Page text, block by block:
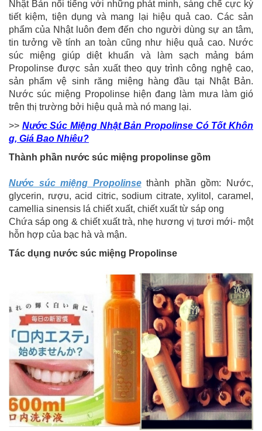
Nhật Bản nổi tiếng với những phát minh, sáng chế cực kỳ
tiết kiệm, tiện dụng và mang lại hiệu quả cao. Các sản
phẩm của Nhật luôn đem đến cho người dùng sự an tâm,
tin tưởng về tính an toàn cũng như hiệu quả cao. Nước
súc miệng giúp diệt khuẩn và làm sạch mảng bám
Propolinse được sản xuất theo quy trình công nghệ cao,
sản phẩm vệ sinh răng miệng hàng đầu tại Nhật Bản.
Nước súc miệng Propolinse hiện đang làm mưa làm gió
trên thị trường bởi hiệu quả mà nó mang lại.
>> Nước Súc Miệng Nhật Bản Propolinse Có Tốt Khôn
g, Giá Bao Nhiêu?
Thành phần nước súc miệng propolinse gồm
Nước súc miệng Propolinsethành phần gồm: Nước,
glycerin, rượu, acid citric, sodium citrate, xylitol, caramel,
camellia sinensis lá chiết xuất, chiết xuất từ sáp ong
Chứa sáp ong & chiết xuất trà, nhẹ hương vị tươi mới- một
hỗn hợp của bạc hà và mận.
Tác dụng nước súc miệng Propolinse